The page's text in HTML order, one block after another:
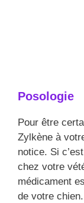
Posologie
Pour être
Zylkène à
notice. Si
chez votre
médicament
de votre chien.